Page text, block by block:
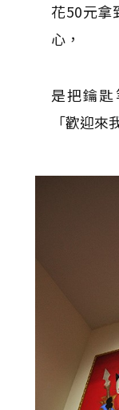
花50元拿
心，
是把鑰
「歡迎來